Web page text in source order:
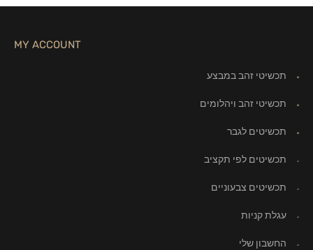
MY ACCOUNT
תכשיטי זהב במבצע
תכשיטי זהב ויהלומים
תכשיטים לגבר
תכשיטים לפי תקציב
תכשיטים צבעוניים
עגלת קניות
החשבון שלי